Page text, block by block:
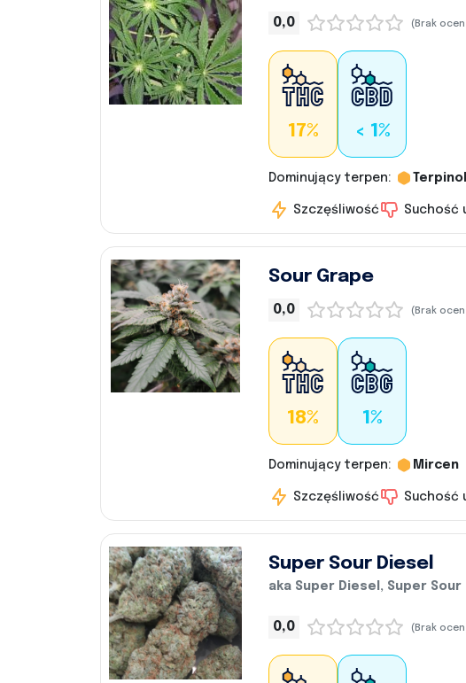
0,0 (Brak
17% < 1%
Dominujący terpen:
Szczęśliwość Suchość
Sour Grape
0,0 (Brak
18% 1%
Dominujący terpen: Mircen
Szczęśliwość Suchość
Super Sour Diesel
aka Super Diesel, Super Sour
0,0 (Brak